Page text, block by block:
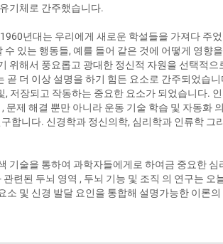
기체로 간주했습니다.
년대는 우리에게 새로운 학설들을 가져다 주
있는 행동들, 예를 들어 같은 것에 어떻게 영향
위해서 풍요롭고 광대한 정신적 자원을 선택적으
더 이상 설명을 하기 힘든 요소로 간주되었습니
저장되고 작동하는 중요한 요소가 되었습니다. 인
문제 해결 뿐만 아니라 운동 기술 학습 및 자동화
합니다. 신경학과 정신의학, 심리학과 인류학 그
기술을 통하여 과학자들에게로 하여금 중요한 심
련된 두뇌 영역 , 두뇌 기능 및 조직 의 연구는 오
및 신경 발달 요인을 통합해 설명가능한 이론의